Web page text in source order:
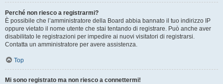
Perché non riesco a registrarmi?
È possibile che l’amministratore della Board abbia bannato il tuo indirizzo IP
oppure vietato il nome utente che stai tentando di registrare. Può anche aver
disabilitato le registrazioni per impedire ai nuovi visitatori di registrarsi.
Contatta un amministratore per avere assistenza.
Top
Mi sono registrato ma non riesco a connettermi!